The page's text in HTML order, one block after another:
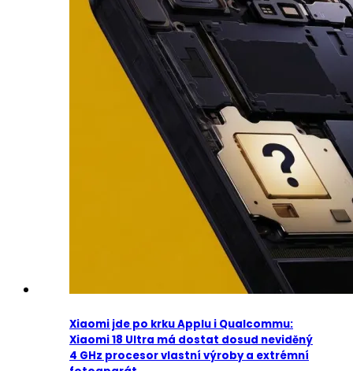
Xiaomi jde po krku Applu i Qualcommu:
Xiaomi 18 Ultra má dostat dosud neviděný
4 GHz procesor vlastní výroby a extrémní